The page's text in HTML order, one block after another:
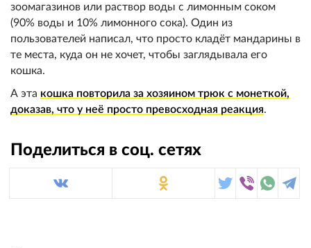
зоомагазинов или раствор воды с лимонным соком
(90% воды и 10% лимонного сока). Один из
пользователей написал, что просто кладёт мандарины в
те места, куда он не хочет, чтобы заглядывала его
кошка.
А эта кошка повторила за хозяином трюк с монеткой,
доказав, что у неё просто превосходная реакция.
Поделиться в соц. сетях